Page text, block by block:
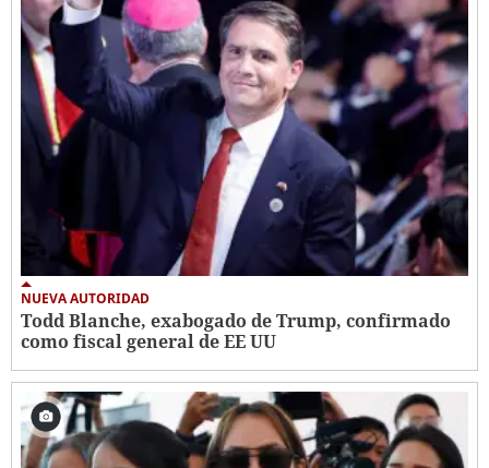
NUEVA AUTORIDAD
Todd Blanche, exabogado de Trump, confirmado
como fiscal general de EE UU